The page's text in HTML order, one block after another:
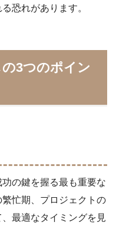
恐れがあります。
3つのポイン
の鍵を握る最も重要な
忙期、プロジェクトの
最適なタイミングを見